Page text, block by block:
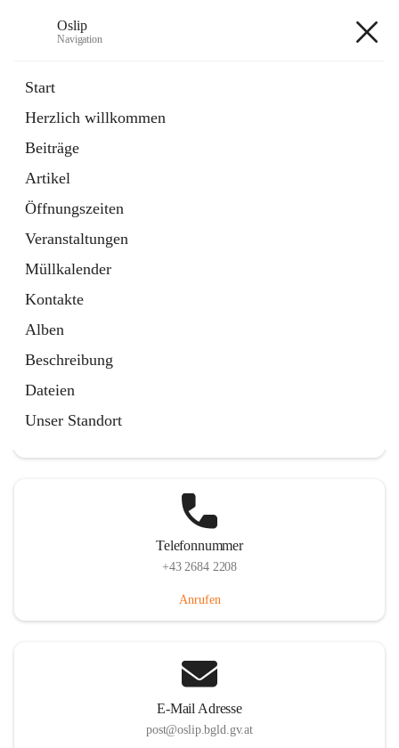
Oslip
Navigation
Start
Herzlich willkommen
Beiträge
Artikel
Öffnungszeiten
Veranstaltungen
Müllkalender
Kontakte
Alben
Beschreibung
Dateien
Unser Standort
Externe Webseite
in
Tab
Bundeskanzleramt Österreich
Externe Webseite
öffnet
in
neuem
Tab
Telefonnummer
+43 2684 2208
Anrufen
E-Mail Adresse
post@oslip.bgld.gv.at